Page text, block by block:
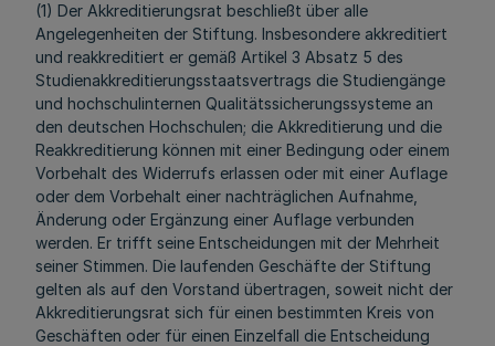
(1) Der Akkreditierungsrat beschließt über alle
Angelegenheiten der Stiftung. Insbesondere akkreditiert
und reakkreditiert er gemäß Artikel 3 Absatz 5 des
Studienakkreditierungsstaatsvertrags die Studiengänge
und hochschulinternen Qualitätssicherungssysteme an
den deutschen Hochschulen; die Akkreditierung und die
Reakkreditierung können mit einer Bedingung oder einem
Vorbehalt des Widerrufs erlassen oder mit einer Auflage
oder dem Vorbehalt einer nachträglichen Aufnahme,
Änderung oder Ergänzung einer Auflage verbunden
werden. Er trifft seine Entscheidungen mit der Mehrheit
seiner Stimmen. Die laufenden Geschäfte der Stiftung
gelten als auf den Vorstand übertragen, soweit nicht der
Akkreditierungsrat sich für einen bestimmten Kreis von
Geschäften oder für einen Einzelfall die Entscheidung